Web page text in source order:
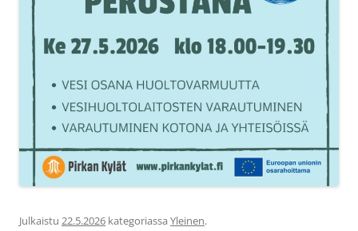
Julkaistu 22.5.2026 kategoriassa Yleinen.